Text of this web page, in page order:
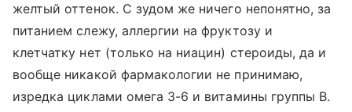
желтый оттенок. С зудом же ничего непонятно, за
питанием слежу, аллергии на фруктозу и
клетчатку нет (только на ниацин) стероиды, да и
вообще никакой фармакологии не принимаю,
изредка циклами омега 3-6 и витамины группы В.